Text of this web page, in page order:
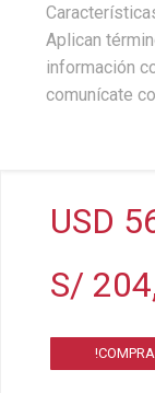
Aplican
información
comunícate
USD
S/